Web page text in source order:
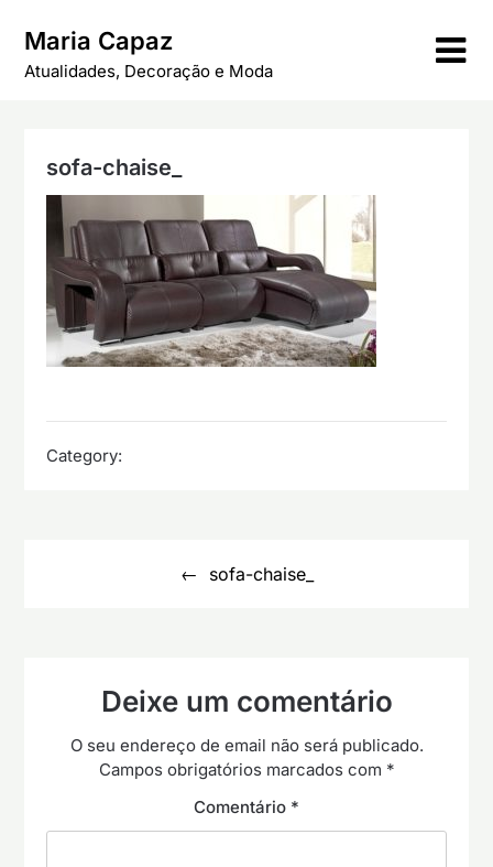
content
Maria Capaz
Atualidades, Decoração e Moda
sofa-chaise_
Category:
sofa-chaise_
Deixe um comentário
O seu endereço de email não será publicado.
Campos obrigatórios marcados com *
Comentário *